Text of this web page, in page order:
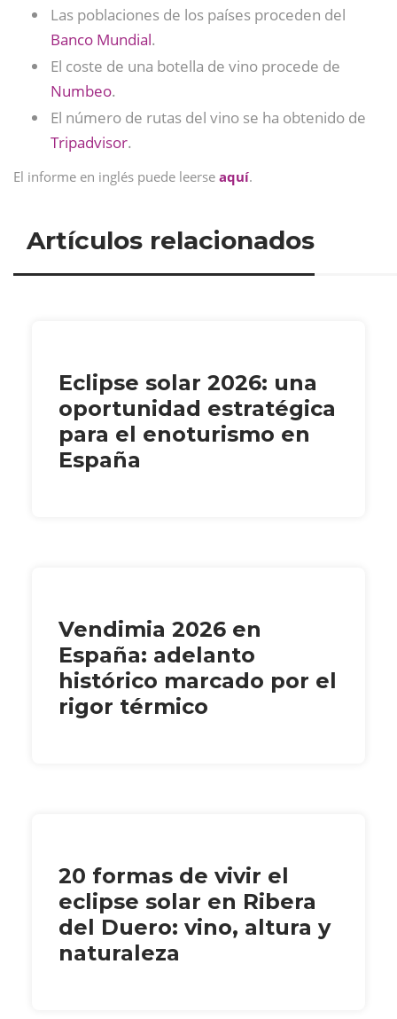
Las poblaciones de los países proceden del
Banco Mundial.
El coste de una botella de vino procede de
Numbeo.
El número de rutas del vino se ha obtenido de
Tripadvisor.
El informe en inglés puede leerse aquí.
Artículos relacionados
Eclipse solar 2026: una
oportunidad estratégica
para el enoturismo en
España
Vendimia 2026 en
España: adelanto
histórico marcado por el
rigor térmico
20 formas de vivir el
eclipse solar en Ribera
del Duero: vino, altura y
naturaleza